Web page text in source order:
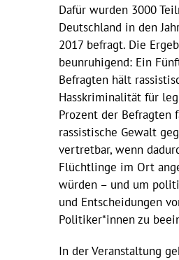
Dafür wurden 3000
Deutschland in den
2017 befragt. Die
beunruhigend: Ein
Befragten hält
Hasskriminalität für
Prozent der Befragten
rassistische Gewalt
vertretbar, wenn
Flüchtlinge im Ort
würden – und um
und Entscheidungen
Politiker*innen zu
In der Veranstaltung